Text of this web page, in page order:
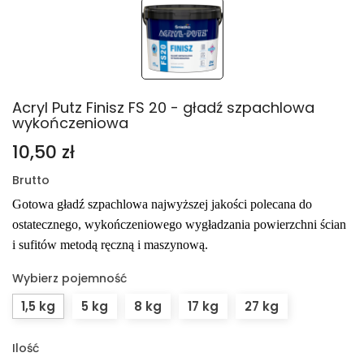
Acryl Putz Finisz FS 20 - gładź szpachlowa
wykończeniowa
10,50 zł
Brutto
Gotowa gładź szpachlowa najwyższej jakości polecana do
ostatecznego, wykończeniowego wygładzania powierzchni ścian
i sufitów metodą ręczną i maszynową.
Wybierz pojemność
1,5 kg 5 kg 8 kg 17 kg 27 kg
Ilość